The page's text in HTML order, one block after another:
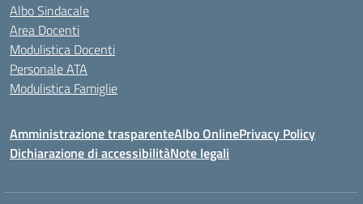
Albo Sindacale
Area Docenti
Modulistica Docenti
Personale ATA
Modulistica Famiglie
Amministrazione trasparenteAlbo OnlinePrivacy Policy
Dichiarazione di accessibilitàNote legali